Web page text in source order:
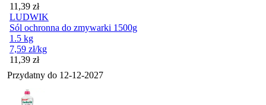
Cena
11,39 zł
LUDWIK
Sól ochronna do zmywarki 1500g
1.5 kg
7,59 zł/kg
Cena
11,39 zł
Przydatny do 12-12-2027